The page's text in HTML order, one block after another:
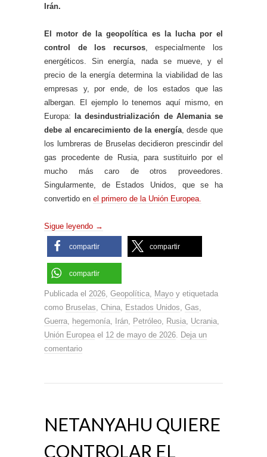
Irán.
El motor de la geopolítica es la lucha por el
control de los recursos, especialmente los
energéticos. Sin energía, nada se mueve, y el
precio de la energía determina la viabilidad de las
empresas y, por ende, de los estados que las
albergan. El ejemplo lo tenemos aquí mismo, en
Europa:
la desindustrialización de Alemania se
debe al encarecimiento de la energía, desde que
los lumbreras de Bruselas decidieron prescindir del
gas procedente de Rusia, para sustituirlo por el
mucho más caro de otros proveedores.
Singularmente, de Estados Unidos, que se ha
convertido en el primero de la Unión Europea.
Sigue leyendo →
compartir compartir
compartir
Publicada el 2026 Geopolítica Mayo y etiquetada
como Bruselas China Estados Unidos Gas
Guerra
hegemonía Irán Petróleo Rusia Ucrania
Unión Europea el 12 de mayo de 2026
Deja un
comentario
NETANYAHU QUIERE
CONTROLAR EL